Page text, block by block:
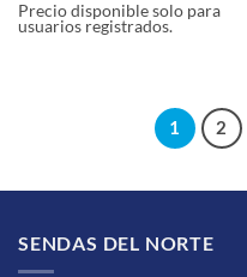
Precio disponible solo para
usuarios registrados.
1 2
SENDAS DEL NORTE